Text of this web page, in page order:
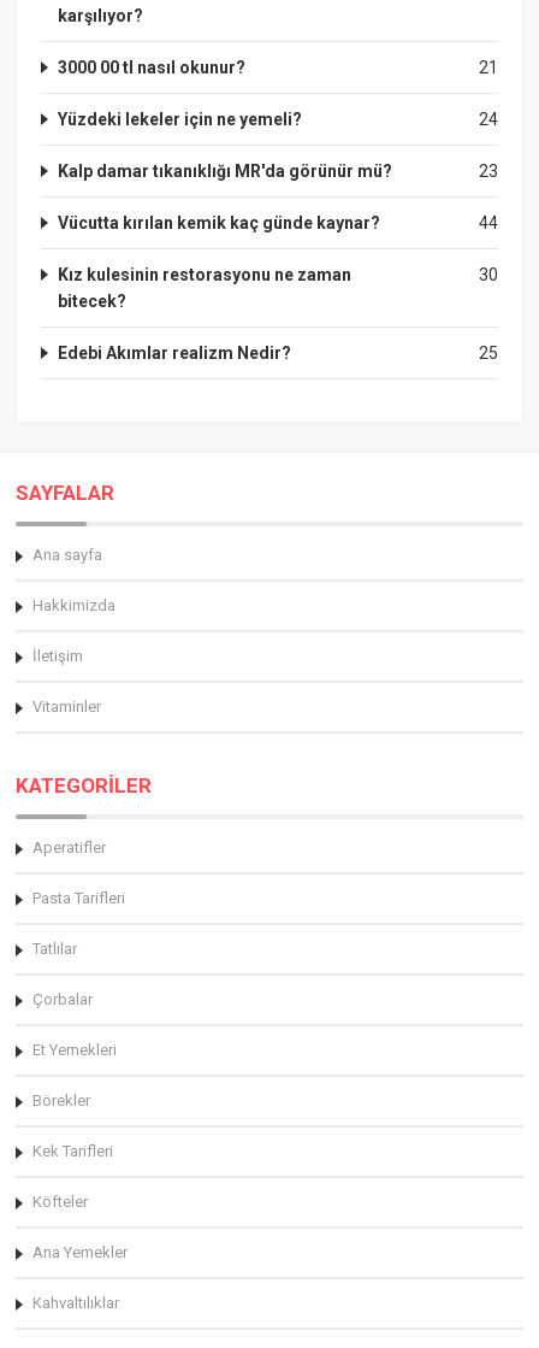
karşılıyor?
21
3000 00 tl nasıl okunur?
24
Yüzdeki lekeler için ne yemeli?
23
Kalp damar tıkanıklığı MR'da görünür mü?
44
Vücutta kırılan kemik kaç günde kaynar?
30
Kız kulesinin restorasyonu ne zaman
bitecek?
25
Edebi Akımlar realizm Nedir?
SAYFALAR
Ana sayfa
Hakkimizda
İletişim
Vitaminler
KATEGORİLER
Aperatifler
Pasta Tarifleri
Tatlılar
Çorbalar
Et Yemekleri
Börekler
Kek Tarifleri
Köfteler
Ana Yemekler
Kahvaltılıklar